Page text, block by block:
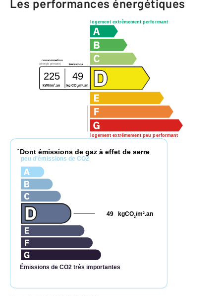
Les performances énergétiques
logement extrêmement performant
logement extrêmement peu performant
consommation
émissions
(énergie primaire)
225 49
kWh/m2.an kg CO2 /m2 .an
* Dont émissions de gaz à effet de serre
peu d'émissions de CO2
Émissions de CO2 très importantes
kgCO2/m2.an
49